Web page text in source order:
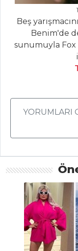
KREMALI
Pasta ve
Tüm Tarifleri
Sebzeli
Sebze
Tüm
ET
Beş
Benim'de
sunumuyla
YORUMLARI